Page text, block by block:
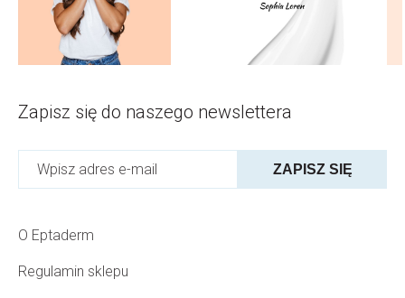
Zapisz się do naszego newslettera
ZAPISZ SIĘ
O Eptaderm
Regulamin sklepu